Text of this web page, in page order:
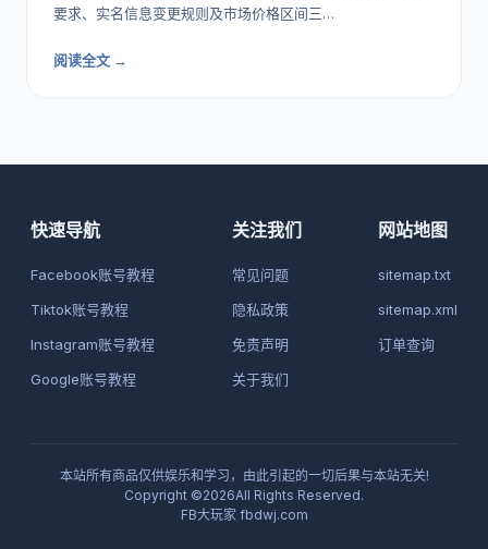
要求、实名信息变更规则及市场价格区间三…
阅读全文 →
快速导航
Facebook账号教程
Tiktok账号教程
Instagram账号教程
Google账号教程
关注我们
常见问题
隐私政策
免责声明
关于我们
网站地图
sitemap.txt
sitemap.xml
订单查询
本站所有商品仅供娱乐和学习，由此引起的一切后果与本站无关!
Copyright ©2026All Rights Reserved.
FB大玩家fbdwj.com